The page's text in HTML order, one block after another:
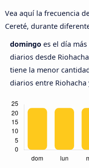
Vea aquí la frecuencia
Cereté, durante
domingo es el día
diarios desde
tiene la menor
diarios entre Riohacha